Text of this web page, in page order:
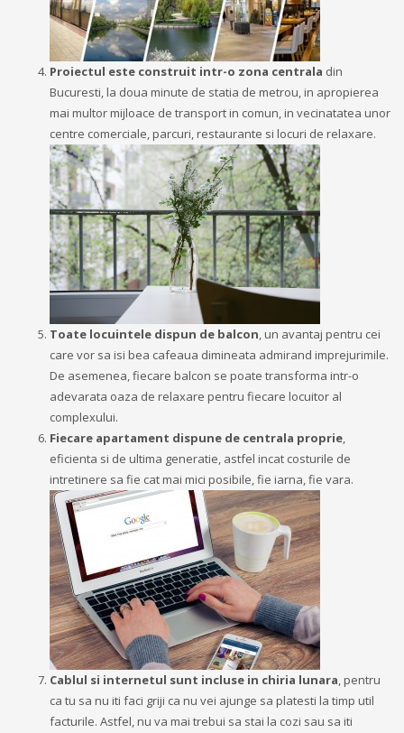
Proiectul este construit intr-o zona centrala din
Bucuresti, la doua minute de statia de metrou, in apropierea
mai multor mijloace de transport in comun, in vecinatatea unor
centre comerciale, parcuri, restaurante si locuri de relaxare.
Toate locuintele dispun de balcon, un avantaj pentru cei
care vor sa isi bea cafeaua dimineata admirand imprejurimile.
De asemenea, fiecare balcon se poate transforma intr-o
adevarata oaza de relaxare pentru fiecare locuitor al
complexului.
Fiecare apartament dispune de centrala proprie,
eficienta si de ultima generatie, astfel incat costurile de
intretinere sa fie cat mai mici posibile, fie iarna, fie vara.
Cablul si internetul sunt incluse in chiria lunara, pentru
ca tu sa nu iti faci griji ca nu vei ajunge sa platesti la timp util
facturile. Astfel, nu va mai trebui sa stai la cozi sau sa iti